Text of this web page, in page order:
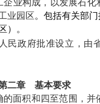
企业构成，以发展石
业园区 。包括有关部
）。
民政府批准设立，由
二章 基本要求
的面积和四至范围，